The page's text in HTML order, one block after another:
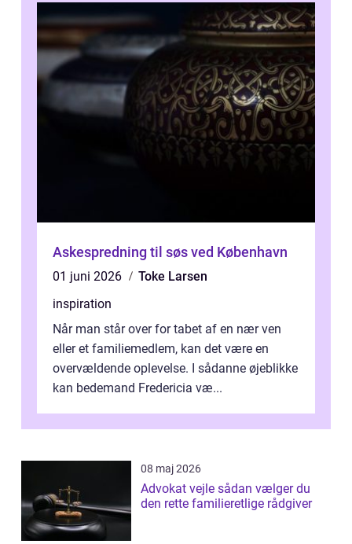
Askespredning til søs ved København
01 juni 2026
Toke Larsen
inspiration
Når man står over for tabet af en nær ven
eller et familiemedlem, kan det være en
overvældende oplevelse. I sådanne øjeblikke
kan bedemand Fredericia væ...
08 maj 2026
Advokat vejle sådan vælger du
den rette familieretlige rådgiver